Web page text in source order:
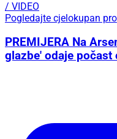
/ VIDEO
Pogledajte cjelokupan
PREMIJERA Na
glazbe' odaje počast